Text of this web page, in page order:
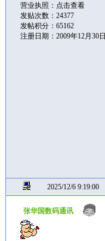
营业执照： 点击查看
发贴次数：24377
发帖积分：65162
注册日期：2009年12月30日
2025/12/6 9:19:00
张华国数码通讯